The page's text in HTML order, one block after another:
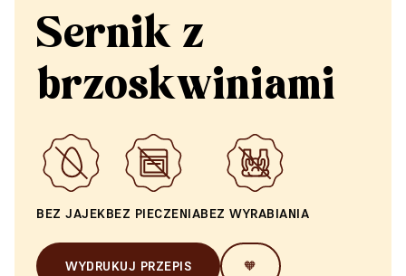
Sernik z
brzoskwiniami
BEZ JAJEKBEZ PIECZENIABEZ WYRABIANIA
WYDRUKUJ PRZEPIS 🧡